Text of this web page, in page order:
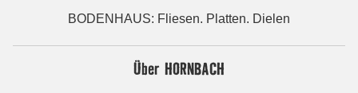
BODENHAUS: Fliesen. Platten. Dielen
Über HORNBACH